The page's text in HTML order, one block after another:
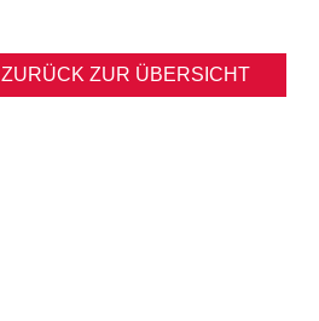
ZURÜCK ZUR ÜBERSICHT